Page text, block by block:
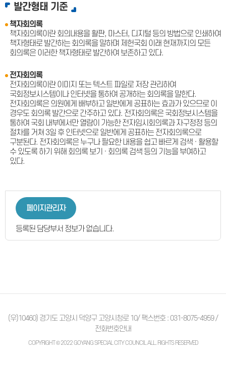
발간형태 기준
책자회의록
책자회의록이란 회의내용을 활판, 마스터, 디지털 등의 방법으로 인쇄하여
책자형태로 발간하는 회의록을 말하며 제헌국회 이래 현재까지의 모든
회의록은 이러한 책자형태로 발간하여 보존하고 있다.
전자회의록
전자회의록이란 이미지 또는 텍스트 파일로 저장 관리하여
국회정보시스템이나 인터넷을 통하여 공개하는 회의록을 말한다.
전자회의록은 의원에게 배부하고 일반에게 공표하는 효과가 있으므로 이
경우도 회의록 발간으로 간주하고 있다. 전자회의록은 국회정보시스템을
통하여 국회 내부에서만 열람이 가능한 전자임시회의록과 자구정정 등의
절차를 거쳐 3일 후 인터넷으로 일반에게 공표하는 전자회의록으로
구분된다. 전자회의록은 누구나 필요한 내용을 쉽고 빠르게 검색 · 활용할
수 있도록 하기 위해 회의록 보기 · 회의록 검색 등의 기능을 부여하고
있다.
페이지관리자
등록된 담당부서 정보가 없습니다.
(우)10460) 경기도 고양시 덕양구 고양시청로 10/ 팩스번호 : 031-8075-4959 /
전화번호안내
COPYRIGHT © 2022 GOYANG SPECIAL CITY COUNCIL ALL. RIGHTS RESERVED